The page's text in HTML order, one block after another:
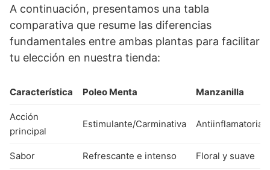
A continuación, presentamos una tabla
comparativa que resume las diferencias
fundamentales entre ambas plantas para facilitar
tu elección en nuestra tienda:
Característica Poleo Menta Manzanilla
Acción
principal
Estimulante/Carminativa Antiinflamatoria/
Sabor Refrescante e intenso Floral y suave